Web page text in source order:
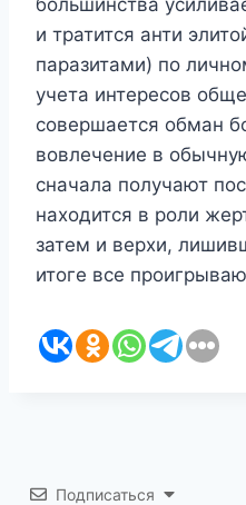
и тратится анти
паразитами) по
учета интересов
совершается обман
вовлечение в
сначала получают
находится в роли
затем и верхи,
итоге все
Подписаться